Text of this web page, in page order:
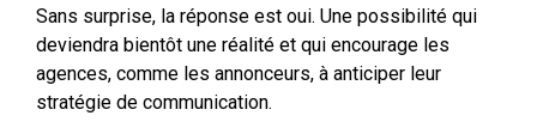
Sans surprise, la réponse est oui. Une possibilité qui
deviendra bientôt une réalité et qui encourage les
agences, comme les annonceurs, à anticiper leur
stratégie de communication.